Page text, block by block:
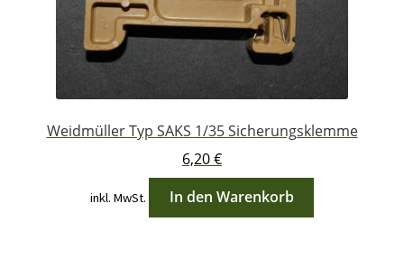
Weidmüller Typ SAKS 1/35 Sicherungsklemme
6,20€
inkl. MwSt. In den Warenkorb